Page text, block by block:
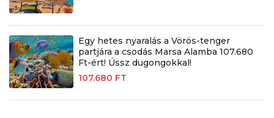
Egy hetes nyaralás a Vörös-tenger
partjára a csodás Marsa Alamba 107.680
Ft-ért! Ússz dugongokkal!
107.680 FT